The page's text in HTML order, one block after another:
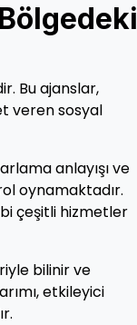
Bu ajanslar,
veren sosyal
anlayışı ve
oynamaktadır.
çeşitli hizmetler
bilinir ve
etkileyici